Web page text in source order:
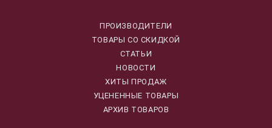
ПРОИЗВОДИТЕЛИ
ТОВАРЫ СО СКИДКОЙ
СТАТЬИ
НОВОСТИ
ХИТЫ ПРОДАЖ
УЦЕНЕННЫЕ ТОВАРЫ
АРХИВ ТОВАРОВ